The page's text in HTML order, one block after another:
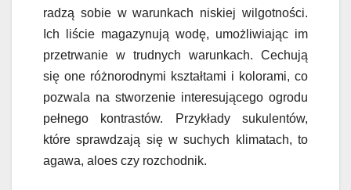
radzą sobie w warunkach niskiej wilgotności.
Ich liście magazynują wodę, umożliwiając im
przetrwanie w trudnych warunkach. Cechują
się one różnorodnymi kształtami i kolorami, co
pozwala na stworzenie interesującego ogrodu
pełnego kontrastów. Przykłady sukulentów,
które sprawdzają się w suchych klimatach, to
agawa, aloes czy rozchodnik.